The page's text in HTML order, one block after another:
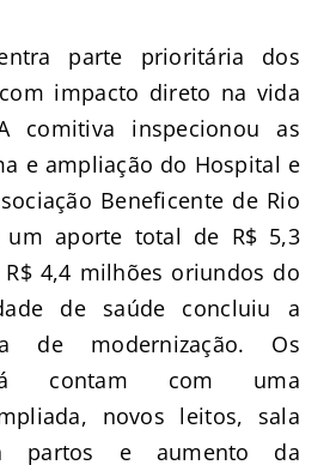
parte prioritária dos
impacto direto na vida
comitiva inspecionou as
e ampliação do Hospital e
Beneficente de Rio
um aporte total de R$ 5,3
4,4 milhões oriundos do
de saúde concluiu a
de modernização. Os
contam com uma
novos leitos, sala
partos e aumento da